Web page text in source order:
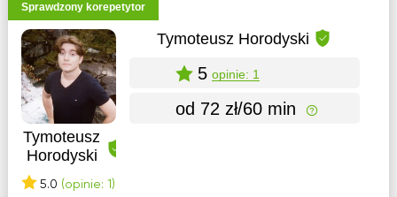
Sprawdzony korepetytor
Tymoteusz
Horodyski
5.0 (opinie: 1)
Tymoteusz Horodyski
5 opinie: 1
od 72 zł/60 min